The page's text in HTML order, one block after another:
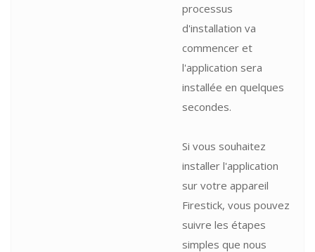
processus
d'installation va
commencer et
l'application sera
installée en quelques
secondes.
Si vous souhaitez
installer l'application
sur votre appareil
Firestick, vous pouvez
suivre les étapes
simples que nous